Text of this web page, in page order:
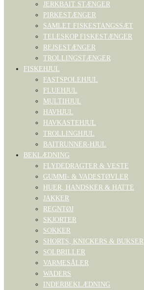
JERKBAIT STÆNGER
PIRKESTÆNGER
SAMLET FISKESTANGSSÆT
TELESKOP FISKESTÆNGER
REJSESTÆNGER
TROLLINGSTÆNGER
FISKEHJUL
FASTSPOLEHJUL
FLUEHJUL
MULTIHJUL
HAVHJUL
HAVKASTEHJUL
TROLLINGHJUL
BAITRUNNER-HJUL
BEKLÆDNING
FLYDEDRAGTER & VESTE
GUMMI- & VADESTØVLER
HUER, HANDSKER & HATTE
JAKKER
REGNTØJ
SKJORTER
SOKKER
SHORTS, KNICKERS & BUKSER
SOLBRILLER
VARMESÅLER
WADERS
INDERBEKLÆDNING